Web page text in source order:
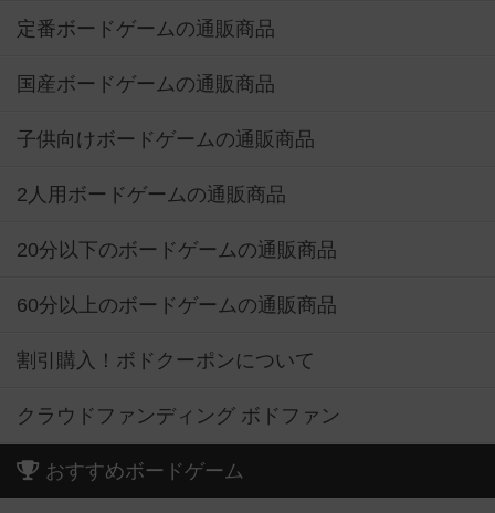
定番ボードゲームの通販商品
国産ボードゲームの通販商品
子供向けボードゲームの通販商品
2人用ボードゲームの通販商品
20分以下のボードゲームの通販商品
60分以上のボードゲームの通販商品
割引購入！ボドクーポンについて
クラウドファンディング ボドファン
おすすめボードゲーム